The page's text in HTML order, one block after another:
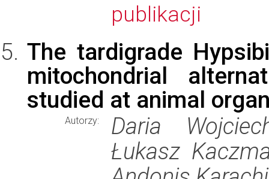
publikacji
The tardigrade
mitochondrial
studied at animal
Autorzy:
Daria
Łukasz